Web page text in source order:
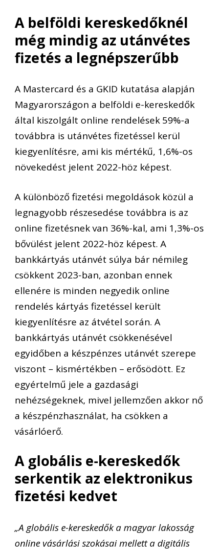
A belföldi kereskedőknél
még mindig az utánvétes
fizetés a legnépszerűbb
A Mastercard és a GKID kutatása alapján
Magyarországon a belföldi e-kereskedők
által kiszolgált online rendelések 59%-a
továbbra is utánvétes fizetéssel kerül
kiegyenlítésre, ami kis mértékű, 1,6%-os
növekedést jelent 2022-höz képest.
A különböző fizetési megoldások közül a
legnagyobb részesedése továbbra is az
online fizetésnek van 36%-kal, ami 1,3%-os
bővülést jelent 2022-höz képest. A
bankkártyás utánvét súlya bár némileg
csökkent 2023-ban, azonban ennek
ellenére is minden negyedik online
rendelés kártyás fizetéssel került
kiegyenlítésre az átvétel során. A
bankkártyás utánvét csökkenésével
egyidőben a készpénzes utánvét szerepe
viszont – kismértékben – erősödött. Ez
egyértelmű jele a gazdasági
nehézségeknek, mivel jellemzően akkor nő
a készpénzhasználat, ha csökken a
vásárlóerő.
A globális e-kereskedők
serkentik az elektronikus
fizetési kedvet
„A globális e-kereskedők a magyar lakosság
online vásárlási szokásai mellett a digitális